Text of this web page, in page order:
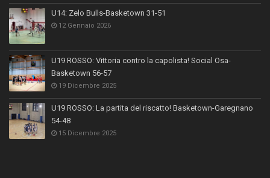
U14: Zelo Bulls-Basketown 31-51
12 Gennaio 2026
U19 ROSSO: Vittoria contro la capolista! Social Osa-
Basketown 56-57
19 Dicembre 2025
U19 ROSSO: La partita del riscatto! Basketown-Garegnano
54-48
15 Dicembre 2025